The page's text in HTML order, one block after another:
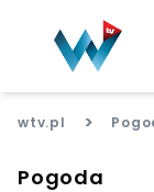
wtv.pl >
Pogoda